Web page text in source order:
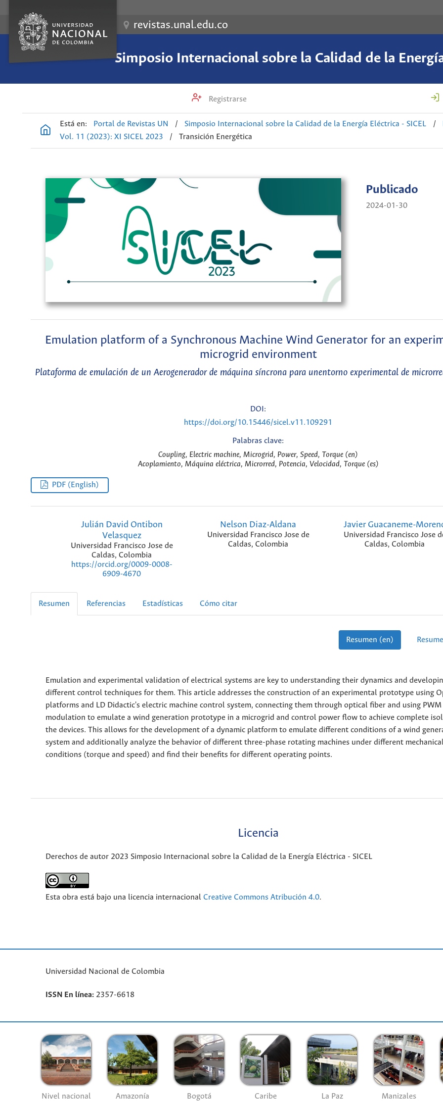
revistas.unal.edu.co
Simposio Internacional sobre la Calidad de la
Registrarse
Está en: Portal de Revistas UN / Simposio Internacional sobre la Calidad de la Energía Eléctrica - SICEL /
Vol. 11 (2023): XI SICEL 2023
/ Transición Energética
Publicado
2024-01-30
Emulation platform of a Synchronous Machine Wind Generator for an
microgrid environment
Plataforma de emulación de un Aerogenerador de máquina síncrona para unentorno experimental de
DOI:
https://doi.org/10.15446/sicel.v11.109291
Palabras clave:
Coupling, Electric machine, Microgrid, Power, Speed, Torque (en)
Acoplamiento, Máquina eléctrica, Microrred, Potencia, Velocidad, Torque (es)
PDF (English)
Julián David Ontibon
Velasquez
Universidad Francisco Jose de
Caldas, Colombia
https://orcid.org/0009-0008-
6909-4670
Nelson Diaz-Aldana
Universidad Francisco Jose de
Caldas, Colombia
Javier Guacaneme-
Universidad Francisco Jose
Caldas, Colombia
Resumen Referencias Estadísticas Cómo citar
Resumen (en)
Emulation and experimental validation of electrical systems are key to understanding their dynamics and
different control techniques for them. This article addresses the construction of an experimental prototype using
platforms and LD Didactic's electric machine control system, connecting them through optical fiber and using PWM
modulation to emulate a wind generation prototype in a microgrid and control power flow to achieve complete
the devices. This allows for the development of a dynamic platform to emulate different conditions of a wind
system and additionally analyze the behavior of different three-phase rotating machines under different mechanical
conditions (torque and speed) and find their benefits for different operating points.
Licencia
Derechos de autor 2023 Simposio Internacional sobre la Calidad de la Energía Eléctrica - SICEL
Esta obra está bajo una licencia internacional Creative Commons Atribución 4.0.
Universidad Nacional de Colombia
ISSN En línea: 2357-6618
Nivel nacional Amazonía Bogotá Caribe La Paz Manizales